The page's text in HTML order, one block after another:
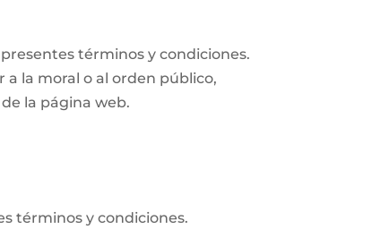
términos y condiciones.
la moral o al orden público,
la página web.
términos y condiciones.